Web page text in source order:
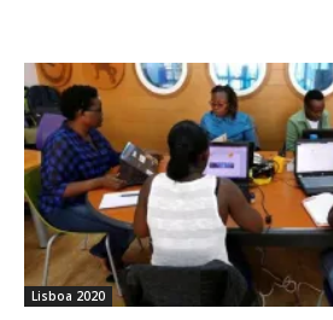
Lisboa 2020